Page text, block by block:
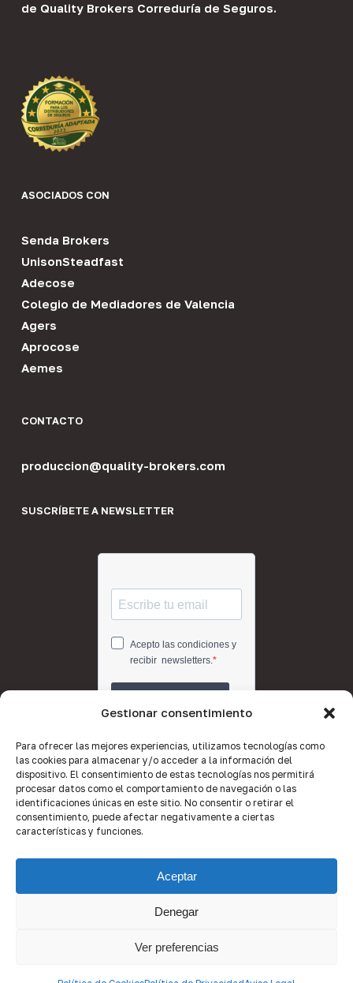
Gestionar consentimiento
Para ofrecer las mejores experiencias, utilizamos tecnologías como
las cookies para almacenar y/o acceder a la información del
dispositivo. El consentimiento de estas tecnologías nos permitirá
procesar datos como el comportamiento de navegación o las
identificaciones únicas en este sitio. No consentir o retirar el
consentimiento, puede afectar negativamente a ciertas
características y funciones.
Aceptar
Denegar
Ver preferencias
de Quality Brokers Correduría de Seguros.
ASOCIADOS CON
Senda Brokers
UnisonSteadfast
Adecose
Colegio de Mediadores de Valencia
Agers
Aprocose
Aemes
CONTACTO
produccion@quality-brokers.com
SUSCRÍBETE A NEWSLETTER
© 2026 Quality Brokers Valencia.
facebook
linkedinyoutubeinstagram